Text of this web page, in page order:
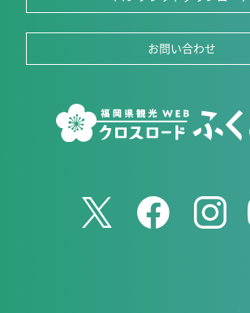
お問い合わせ